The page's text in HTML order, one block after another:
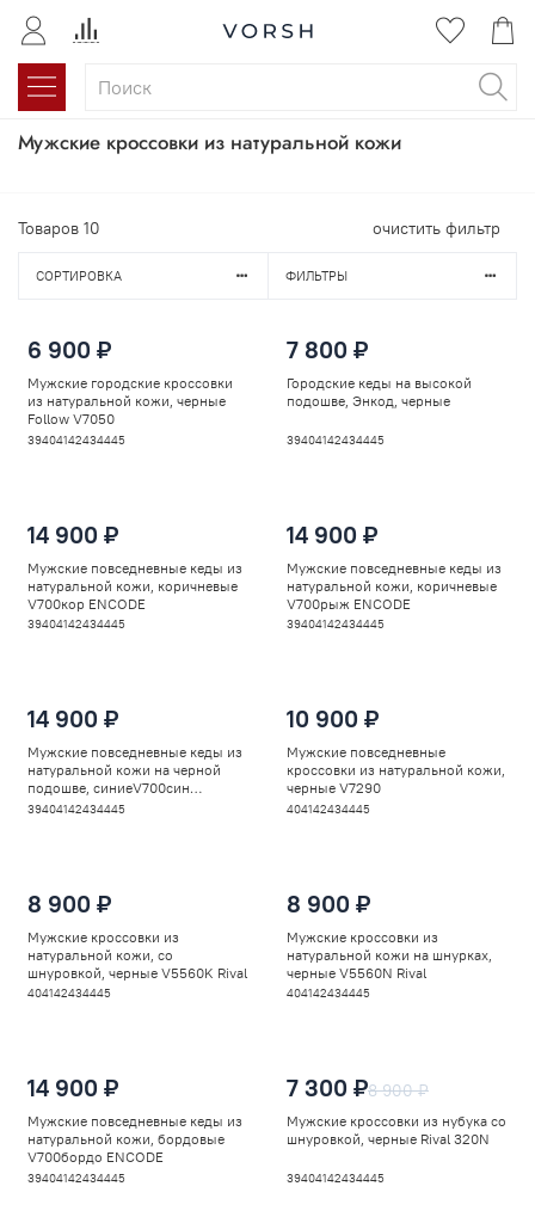
Мужские кроссовки из натуральной кожи
Товаров 10 очистить фильтр
СОРТИРОВКА ФИЛЬТРЫ
6 900 ₽
Мужские городские кроссовки
из натуральной кожи, черные
Follow V7050
39404142434445
7 800 ₽
Городские кеды на высокой
подошве, Энкод, черные
39404142434445
14 900 ₽
Мужские повседневные кеды из
натуральной кожи, коричневые
V700кор ENCODE
39404142434445
14 900 ₽
Мужские повседневные кеды из
натуральной кожи, коричневые
V700рыж ENCODE
39404142434445
14 900 ₽
Мужские повседневные кеды из
натуральной кожи на черной
подошве, синиеV700син
ENCODE
39404142434445
10 900 ₽
Мужские повседневные
кроссовки из натуральной кожи,
черные V7290
404142434445
8 900 ₽
Мужские кроссовки из
натуральной кожи, со
шнуровкой, черные V5560K Rival
404142434445
8 900 ₽
Мужские кроссовки из
натуральной кожи на шнурках,
черные V5560N Rival
404142434445
14 900 ₽
Мужские повседневные кеды из
натуральной кожи, бордовые
V700бордо ENCODE
39404142434445
7 300 ₽8 900 ₽
Мужские кроссовки из нубука со
шнуровкой, черные Rival 320N
39404142434445